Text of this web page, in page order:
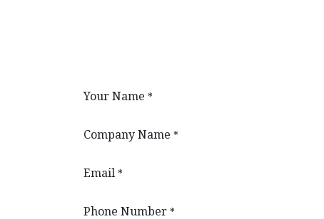
Your Name *
Company Name *
Email *
Phone Number *